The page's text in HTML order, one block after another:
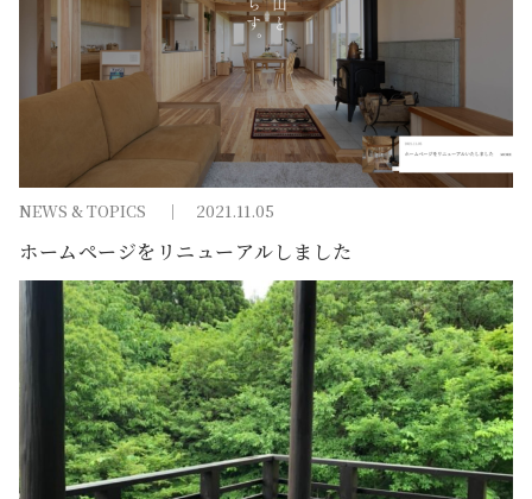
NEWS & TOPICS 2021.11.05
ホームページをリニューアルしました